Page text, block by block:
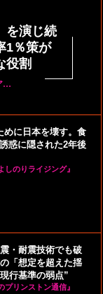
を演じ続
1％策が
役割
…
めに日本を壊す。食
惑に隠された2年後
しのりライジング』
・耐震技術でも破
「想定を超えた揺
行基準の弱点”
プリンストン通信』